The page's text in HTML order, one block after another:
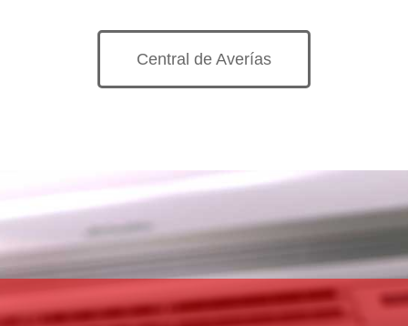
Central de Averías